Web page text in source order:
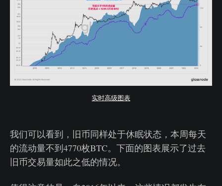
实时高级图表
我们可以看到，旧币同样处于休眠状态，本周每天
的流动量不到4770枚BTC。下面的图表展示了过去
旧币交易量如此之低的情况。